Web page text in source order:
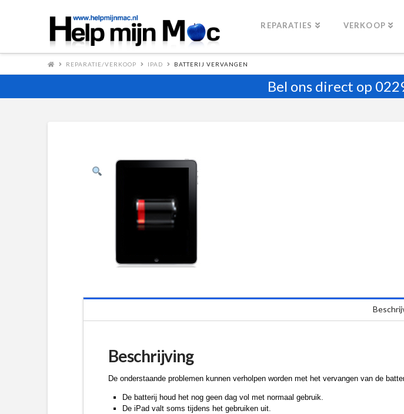
REPARATIES VERKOOP
REPARATIE/VERKOOP IPAD BATTERIJ VERVANGEN
Bel ons direct op
Beschrijving
De onderstaande problemen kunnen verholpen worden met het vervangen van de
De batterij houd het nog geen dag vol met normaal gebruik.
De iPad valt soms tijdens het gebruiken uit.